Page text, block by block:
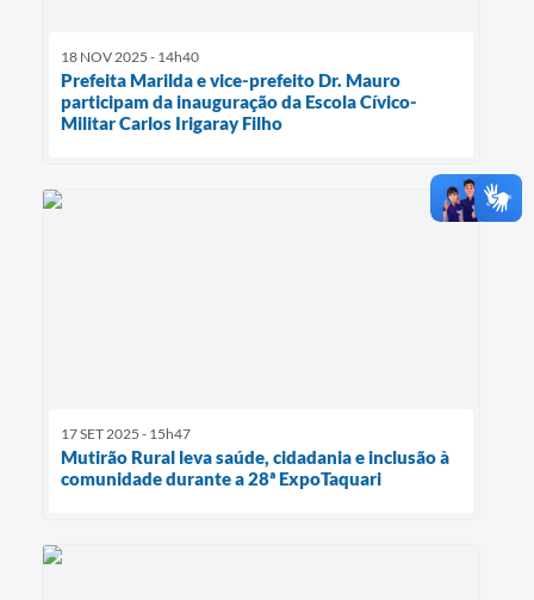
18 NOV 2025 - 14h40
Prefeita Marilda e vice-prefeito Dr. Mauro
participam da inauguração da Escola Cívico-
Militar Carlos Irigaray Filho
17 SET 2025 - 15h47
Mutirão Rural leva saúde, cidadania e inclusão à
comunidade durante a 28ª ExpoTaquari